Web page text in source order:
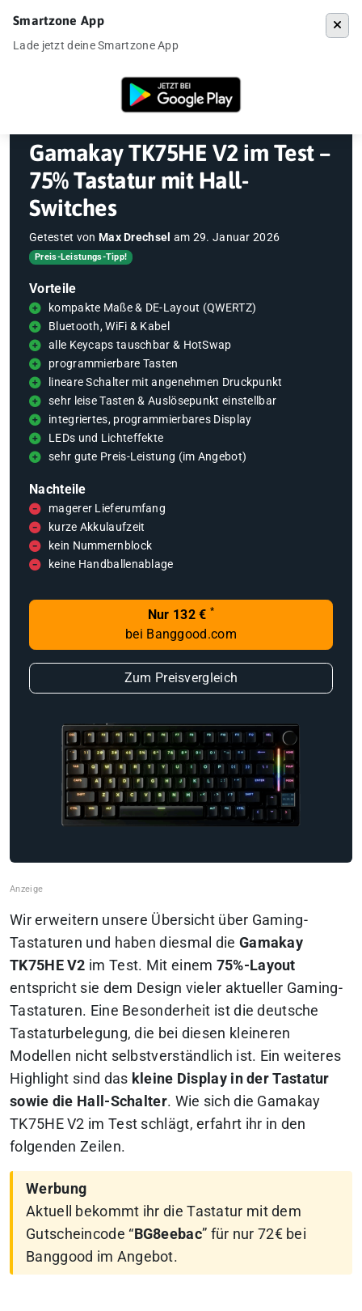
»Gamakay TK75HE V2 im Test – 75% Tastatur
Gamakay TK75HE V2 im Test –
75% Tastatur mit Hall-
Switches
Getestet von Max Drechsel am 29. Januar 2026
Preis-Leistungs-Tipp!
Vorteile
kompakte Maße & DE-Layout (QWERTZ)
Bluetooth, WiFi & Kabel
alle Keycaps tauschbar & HotSwap
programmierbare Tasten
lineare Schalter mit angenehmen Druckpunkt
sehr leise Tasten & Auslösepunkt einstellbar
integriertes, programmierbares Display
LEDs und Lichteffekte
sehr gute Preis-Leistung (im Angebot)
Nachteile
magerer Lieferumfang
kurze Akkulaufzeit
kein Nummernblock
keine Handballenablage
Nur 132 € *
bei Banggood.com
Zum Preisvergleich
Wir erweitern unsere Übersicht über Gaming-
Tastaturen und haben diesmal die Gamakay
TK75HE V2 im Test. Mit einem 75%-Layout
entspricht sie dem Design vieler aktueller Gaming-
Tastaturen. Eine Besonderheit ist die deutsche
Tastaturbelegung, die bei diesen kleineren
Modellen nicht selbstverständlich ist. Ein weiteres
Highlight sind das kleine Display in der Tastatur
sowie die Hall-Schalter. Wie sich die Gamakay
TK75HE V2 im Test schlägt, erfahrt ihr in den
folgenden Zeilen.
Werbung
Aktuell bekommt ihr die Tastatur mit dem
Gutscheincode “ BG8eebac” für nur 72€ bei
Banggood im Angebot.
Smartzone App
Lade jetzt deine Smartzone App